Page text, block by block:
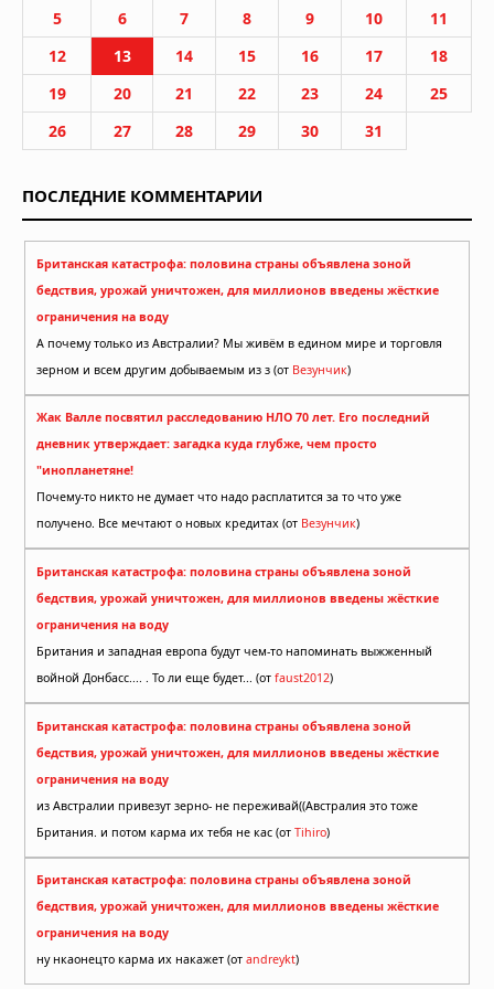
5 6 7 8 9 10
11
12
13 14 15 16 17
18
19
20 21 22 23 24
25
26
27 28 29 30 31
ПОСЛЕДНИЕ КОММЕНТАРИИ
Британская катастрофа: половина страны объявлена зоной
бедствия, урожай уничтожен, для миллионов введены жёсткие
ограничения на воду
А почему только из Австралии? Мы живём в едином мире и торговля
зерном и всем другим добываемым из з (от Везунчик)
Жак Валле посвятил расследованию НЛО 70 лет. Его последний
дневник утверждает: загадка куда глубже, чем просто
"инопланетяне!
Почему-то никто не думает что надо расплатится за то что уже
получено. Все мечтают о новых кредитах (от Везунчик)
Британская катастрофа: половина страны объявлена зоной
бедствия, урожай уничтожен, для миллионов введены жёсткие
ограничения на воду
Британия и западная европа будут чем-то напоминать выжженный
войной Донбасс.... . То ли еще будет... (от faust2012)
Британская катастрофа: половина страны объявлена зоной
бедствия, урожай уничтожен, для миллионов введены жёсткие
ограничения на воду
из Австралии привезут зерно- не переживай((Австралия это тоже
Британия. и потом карма их тебя не кас (от Tihiro)
Британская катастрофа: половина страны объявлена зоной
бедствия, урожай уничтожен, для миллионов введены жёсткие
ограничения на воду
ну нкаонецто карма их накажет (от andreykt)